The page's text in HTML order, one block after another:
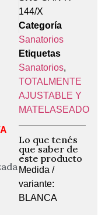
144/X
Categoría
Sanatorios
Etiquetas
Sanatorios,
TOTALMENTE
AJUSTABLE Y
MATELASEADO
Lo que tenés
que saber de
este producto
Medida /
variante:
BLANCA